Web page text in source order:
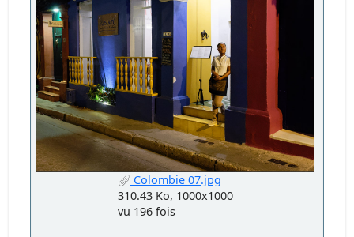
Colombie 07.jpg
310.43 Ko, 1000x1000
vu 196 fois